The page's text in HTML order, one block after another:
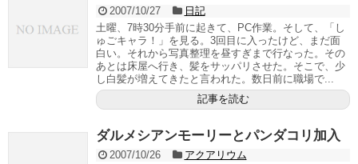
2007/10/27
日記
土曜、7時30分手前に起きて、PC作業。そして、「し
ゅごキャラ！」を見る。3回目に入ったけど、まだ面
白い。それから写真整理を昼すぎまで行なった。その
あとは床屋へ行き、髪をサッパリさせた。そこで、少
し白髪が増えてきたと言われた。数日前に職場で...
記事を読む
ダルメシアンモーリーとパンダコリ加入
2007/10/26
アクアリウム